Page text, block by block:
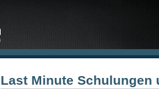
Last Minute Schulungen